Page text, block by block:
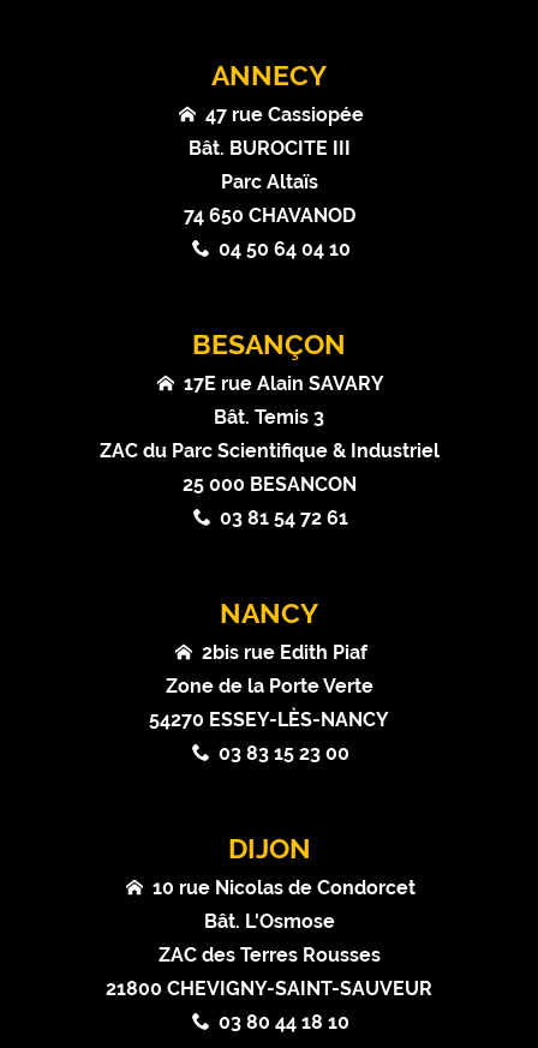
ANNECY
47 rue Cassiopée
Bât. BUROCITE III
Parc Altaïs
74 650 CHAVANOD
04 50 64 04 10
BESANÇON
17E rue Alain SAVARY
Bât. Temis 3
ZAC du Parc Scientifique & Industriel
25 000 BESANCON
03 81 54 72 61
NANCY
2bis rue Edith Piaf
Zone de la Porte Verte
54270 ESSEY-LÈS-NANCY
03 83 15 23 00
DIJON
10 rue Nicolas de Condorcet
Bât. L'Osmose
ZAC des Terres Rousses
21800 CHEVIGNY-SAINT-SAUVEUR
03 80 44 18 10